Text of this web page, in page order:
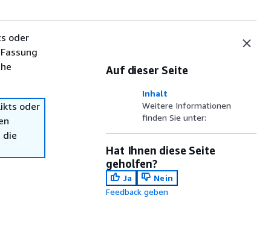
oder
oder
die
Auf dieser Seite
Inhalt
Weitere Informationen
finden Sie unter:
Hat Ihnen diese Seite
geholfen?
Ja
Nein
Feedback geben